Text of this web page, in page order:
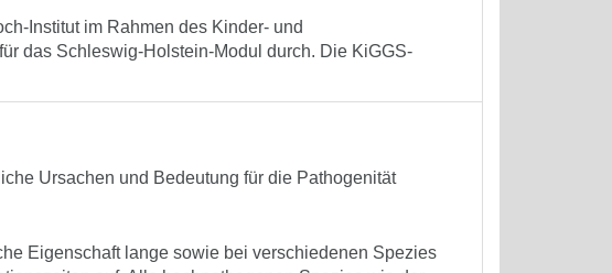
Institut im Rahmen des Kinder- und
das Schleswig-Holstein-Modul durch. Die KiGGS-
Ursachen und Bedeutung für die Pathogenität
Eigenschaft lange sowie bei verschiedenen Spezies